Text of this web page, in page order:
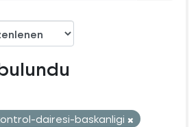
dairesi-baskanligi